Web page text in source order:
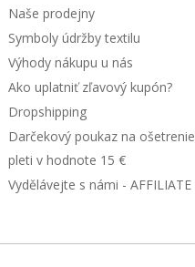
Naše prodejny
Symboly údržby textilu
Výhody nákupu u nás
Ako uplatniť zľavový kupón?
Dropshipping
Darčekový poukaz na ošetrenie
pleti v hodnote 15 €
Vydělávejte s námi - AFFILIATE